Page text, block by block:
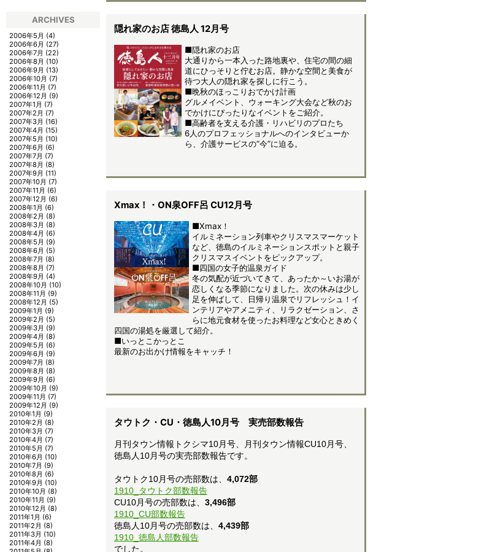
隠れ家のお店 徳島人 12月号
■隠れ家のお店
大通りから一本入った路地裏や、住宅の間の細
道にひっそりと佇むお店。静かな空間と美食が
待つ大人の隠れ家を探しに行こう。
■晩秋のほっこりおでかけ計画
グルメイベント、ウォーキング大会など秋のお
でかけにぴったりなイベントをご紹介。
■高齢者を支える介護・リハビリのプロたち
6人のプロフェッショナルへのインタビューか
ら、介護サービスの“今”に迫る。
Xmax！・ON泉OFF呂 CU12月号
■Xmax！
イルミネーション列車やクリスマスマーケット
など、徳島のイルミネーションスポットと親子
クリスマスイベントをピックアップ。
■四国の女子的温泉ガイド
冬の気配が近づいてきて、あったか～いお湯が
恋しくなる季節になりました。次の休みは少し
足を伸ばして、日帰り温泉でリフレッシュ！イ
ンテリアやアメニティ、リラクゼーション、さ
らに地元食材を使ったお料理など女心ときめく
四国の湯処を厳選して紹介。
■いっとこかっとこ
最新のお出かけ情報をキャッチ！
タウトク・CU・徳島人10月号 実売部数報告
月刊タウン情報トクシマ10月号、月刊タウン情報CU10月号、
徳島人10月号の実売部数報告です。
タウトク10月号の売部数は、 4,072部
1910_タウトク部数報告
CU10月号の売部数は、 3,496部
1910_CU部数報告
徳島人10月号の売部数は、 4,439部
1910_徳島人部数報告
でした。
ARCHIVES
2006年5月 (4)
2006年6月 (27)
2006年7月 (22)
2006年8月 (10)
2006年9月 (13)
2006年10月 (7)
2006年11月 (7)
2006年12月 (9)
2007年1月 (7)
2007年2月 (7)
2007年3月 (16)
2007年4月 (15)
2007年5月 (10)
2007年6月 (6)
2007年7月 (7)
2007年8月 (8)
2007年9月 (11)
2007年10月 (7)
2007年11月 (6)
2007年12月 (6)
2008年1月 (6)
2008年2月 (8)
2008年3月 (8)
2008年4月 (6)
2008年5月 (9)
2008年6月 (5)
2008年7月 (8)
2008年8月 (7)
2008年9月 (4)
2008年10月 (10)
2008年11月 (9)
2008年12月 (5)
2009年1月 (9)
2009年2月 (5)
2009年3月 (9)
2009年4月 (8)
2009年5月 (6)
2009年6月 (9)
2009年7月 (8)
2009年8月 (8)
2009年9月 (6)
2009年10月 (9)
2009年11月 (7)
2009年12月 (9)
2010年1月 (9)
2010年2月 (8)
2010年3月 (7)
2010年4月 (7)
2010年5月 (7)
2010年6月 (10)
2010年7月 (9)
2010年8月 (6)
2010年9月 (10)
2010年10月 (8)
2010年11月 (9)
2010年12月 (8)
2011年1月 (6)
2011年2月 (8)
2011年3月 (10)
2011年4月 (8)